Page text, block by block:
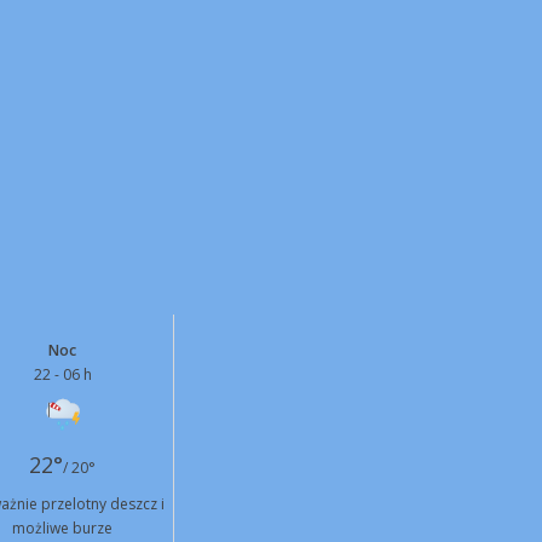
Noc
22 - 06 h
22°/ 20°
przelotny deszcz i
możliwe burze